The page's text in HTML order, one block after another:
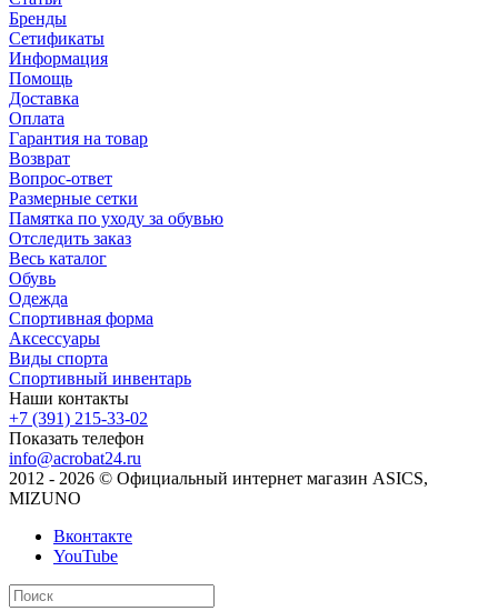
Бренды
Сетификаты
Информация
Помощь
Доставка
Оплата
Гарантия на товар
Возврат
Вопрос-ответ
Размерные сетки
Памятка по уходу за обувью
Отследить заказ
Весь каталог
Обувь
Одежда
Спортивная форма
Аксессуары
Виды спорта
Спортивный инвентарь
Наши контакты
+7 (391) 215-33-02
Показать телефон
info@acrobat24.ru
2012 - 2026 © Официальный интернет магазин ASICS,
MIZUNO
Вконтакте
YouTube